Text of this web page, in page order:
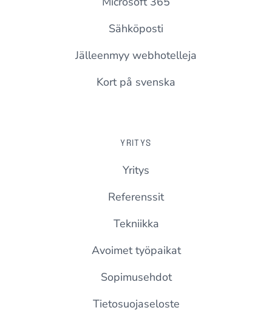
Sähköposti
Jälleenmyy webhotelleja
Kort på svenska
YRITYS
Yritys
Referenssit
Tekniikka
Avoimet työpaikat
Sopimusehdot
Tietosuojaseloste